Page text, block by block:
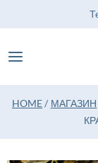
HOME / МАГАЗИН